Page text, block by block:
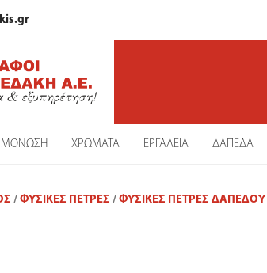
ΜΟΝΩΣΗ ΧΡΩΜΑΤΑ ΕΡΓΑΛΕΙΑ ΔΑΠΕΔΑ
/ ΦΥΣΙΚΈΣ ΠΈΤΡΕΣ / ΦΥΣΙΚΈΣ ΠΈΤΡΕΣ ΔΑΠΈΔΟΥ